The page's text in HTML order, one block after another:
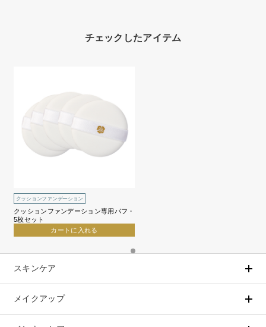
チェックしたアイテム
クッションファンデーション
クッションファンデーション専用パフ・
5枚セット
カートに入れる
スキンケア
アイテムから探す
メイクアップ